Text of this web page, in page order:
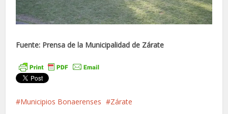
Fuente: Prensa de la Municipalidad de Zárate
Municipios Bonaerenses Zárate